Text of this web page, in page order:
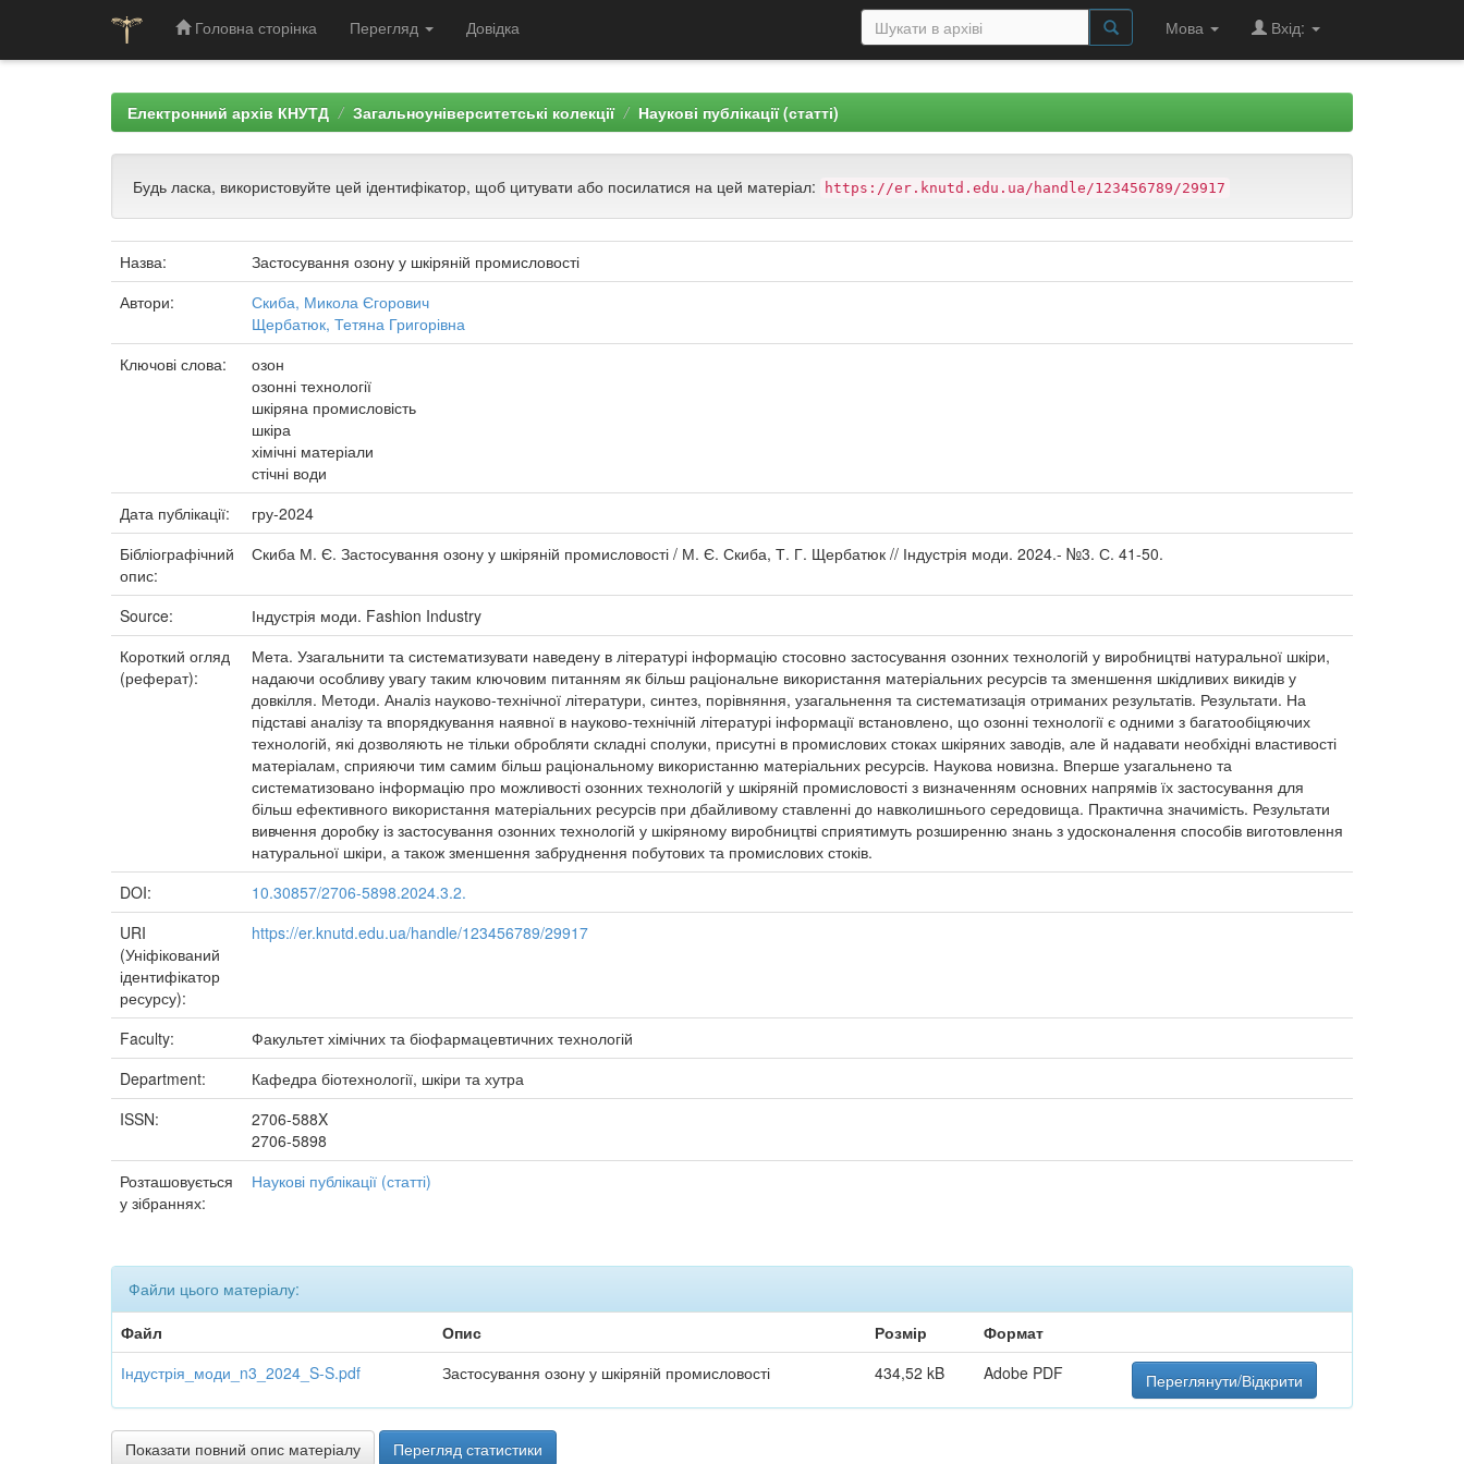
Головна сторінка Перегляд Довідка Мова Вхід:
Електронний архів КНУТД Загальноуніверситетські колекції Наукові публікації (статті)
Будь ласка, використовуйте цей ідентифікатор, щоб цитувати або посилатися на цей матеріал: https://er.knutd.edu.ua/handle/123456789/29917
Назва:
Застосування озону у шкіряній промисловості
Автори:
Скиба, Микола Єгорович
Щербатюк, Тетяна Григорівна
Ключові слова:
озон
озонні технології
шкіряна промисловість
шкіра
хімічні матеріали
стічні води
Дата публікації:
гру-2024
Бібліографічний
опис:
Скиба М. Є. Застосування озону у шкіряній промисловості / М. Є. Скиба, Т. Г. Щербатюк // Індустрія моди. 2024.- №3. С. 41-50.
Source:
Індустрія моди. Fashion Industry
Короткий огляд
(реферат):
Мета. Узагальнити та систематизувати наведену в літературі інформацію стосовно застосування озонних технологій у виробництві натуральної шкіри,
надаючи особливу увагу таким ключовим питанням як більш раціональне використання матеріальних ресурсів та зменшення шкідливих викидів у
довкілля. Методи. Аналіз науково-технічної літератури, синтез, порівняння, узагальнення та систематизація отриманих результатів. Результати. На
підставі аналізу та впорядкування наявної в науково-технічній літературі інформації встановлено, що озонні технології є одними з багатообіцяючих
технологій, які дозволяють не тільки обробляти складні сполуки, присутні в промислових стоках шкіряних заводів, але й надавати необхідні властивості
матеріалам, сприяючи тим самим більш раціональному використанню матеріальних ресурсів. Наукова новизна. Вперше узагальнено та
систематизовано інформацію про можливості озонних технологій у шкіряній промисловості з визначенням основних напрямів їх застосування для
більш ефективного використання матеріальних ресурсів при дбайливому ставленні до навколишнього середовища. Практична значимість. Результати
вивчення доробку із застосування озонних технологій у шкіряному виробництві сприятимуть розширенню знань з удосконалення способів виготовлення
натуральної шкіри, а також зменшення забруднення побутових та промислових стоків.
DOI:
10.30857/2706-5898.2024.3.2.
URI
(Уніфікований
ідентифікатор
ресурсу):
https://er.knutd.edu.ua/handle/123456789/29917
Faculty:
Факультет хімічних та біофармацевтичних технологій
Department:
Кафедра біотехнології, шкіри та хутра
ISSN:
2706-588X
2706-5898
Розташовується
у зібраннях:
Наукові публікації (статті)
Файли цього матеріалу:
Файл
Опис Розмір
Формат
Індустрія_моди_n3_2024_S-S.pdf
Застосування озону у шкіряній промисловості 434,52 kB Adobe PDF Переглянути/Відкрити
Показати повний опис матеріалу Перегляд статистики